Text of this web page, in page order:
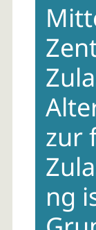
content
zur
ng